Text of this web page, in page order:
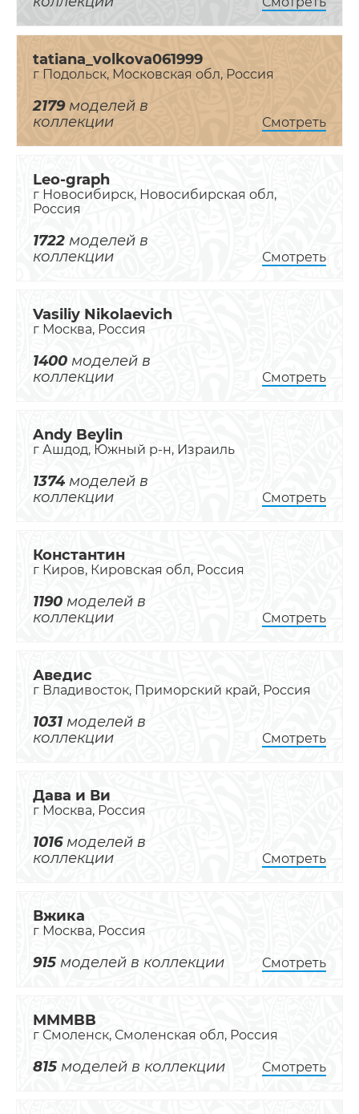
tatiana_volkova061999
г Подольск, Московская обл, Россия
2179моделей в
коллекции
Смотреть
Leo-graph
г Новосибирск, Новосибирская обл,
Россия
1722 моделей в
коллекции
Смотреть
Vasiliy Nikolaevich
г Москва, Россия
1400 моделей в
коллекции
Смотреть
Andy Beylin
г Ашдод, Южный р-н, Израиль
1374моделей в
коллекции
Смотреть
Константин
г Киров, Кировская обл, Россия
1190 моделей в
коллекции
Смотреть
Аведис
г Владивосток, Приморский край, Россия
1031 моделей в
коллекции
Смотреть
Дава и Ви
г Москва, Россия
1016моделей в
коллекции
Смотреть
Вжика
г Москва, Россия
915 моделей в коллекции Смотреть
MMMBB
г Смоленск, Смоленская обл, Россия
815 моделей в коллекции Смотреть